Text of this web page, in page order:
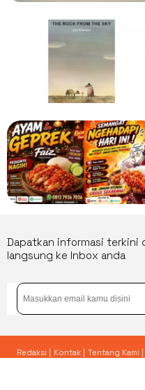
Dapatkan informasi terkini
langsung ke Inbox anda
Redaksi | Kontak | Tentang Kami |